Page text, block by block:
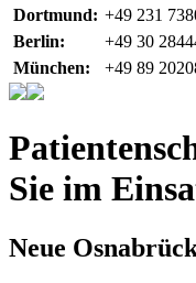
Dortmund: +49 231
Berlin:
+49 30
München:
+49 89
Sie im
Neue